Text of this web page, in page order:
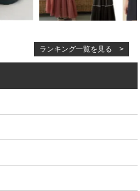
ランキング一覧を見る >